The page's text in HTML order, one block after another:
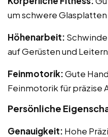
um schwere
Höhenarbeit:
auf Gerüsten und
Feinmotorik:Gute
Feinmotorik für präzise
Persönliche
Genauigkeit: Hohe